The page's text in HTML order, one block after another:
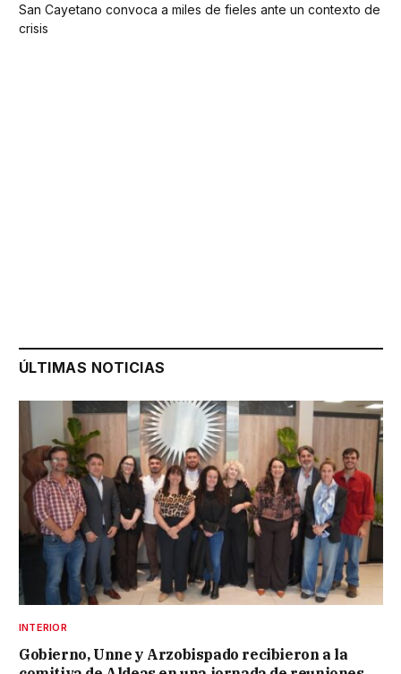
San Cayetano convoca a miles de fieles ante un contexto de
crisis
ÚLTIMAS NOTICIAS
INTERIOR
Gobierno, Unne y Arzobispado recibieron a la